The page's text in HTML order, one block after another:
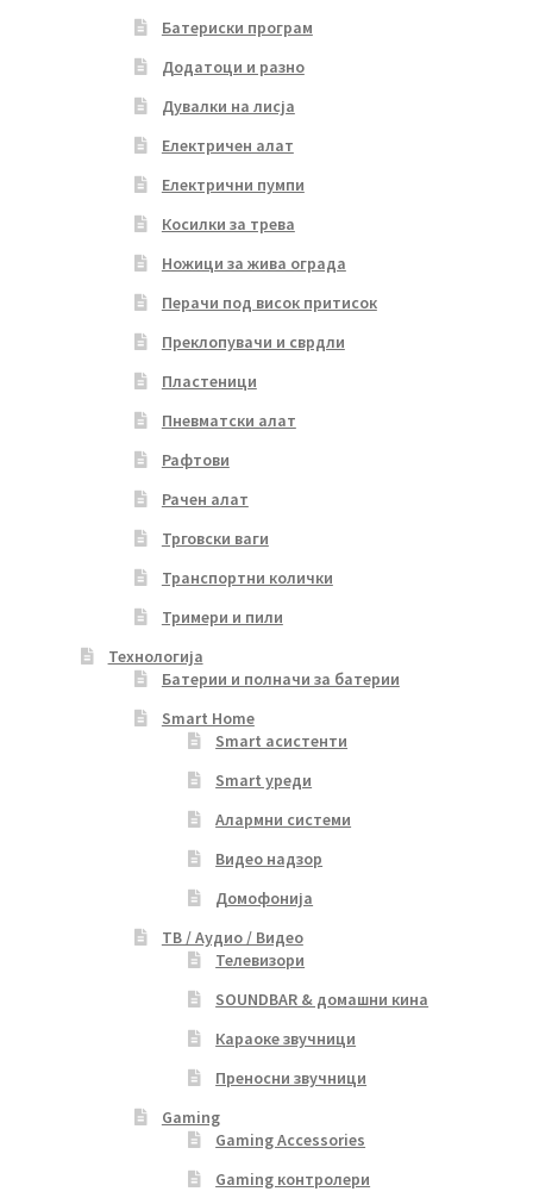
Батериски програм
Додатоци и разно
Дувалки на лисја
Електричен алат
Електрични пумпи
Косилки за трева
Ножици за жива ограда
Перачи под висок притисок
Преклопувачи и сврдли
Пластеници
Пневматски алат
Рафтови
Рачен алат
Трговски ваги
Транспортни колички
Тримери и пили
Технологија
Батерии и полначи за батерии
Smart Home
Smart асистенти
Smart уреди
Алармни системи
Видео надзор
Домофонија
ТВ / Аудио / Видео
Телевизори
SOUNDBAR & домашни кина
Караоке звучници
Преносни звучници
Gaming
Gaming Accessories
Gaming контролери